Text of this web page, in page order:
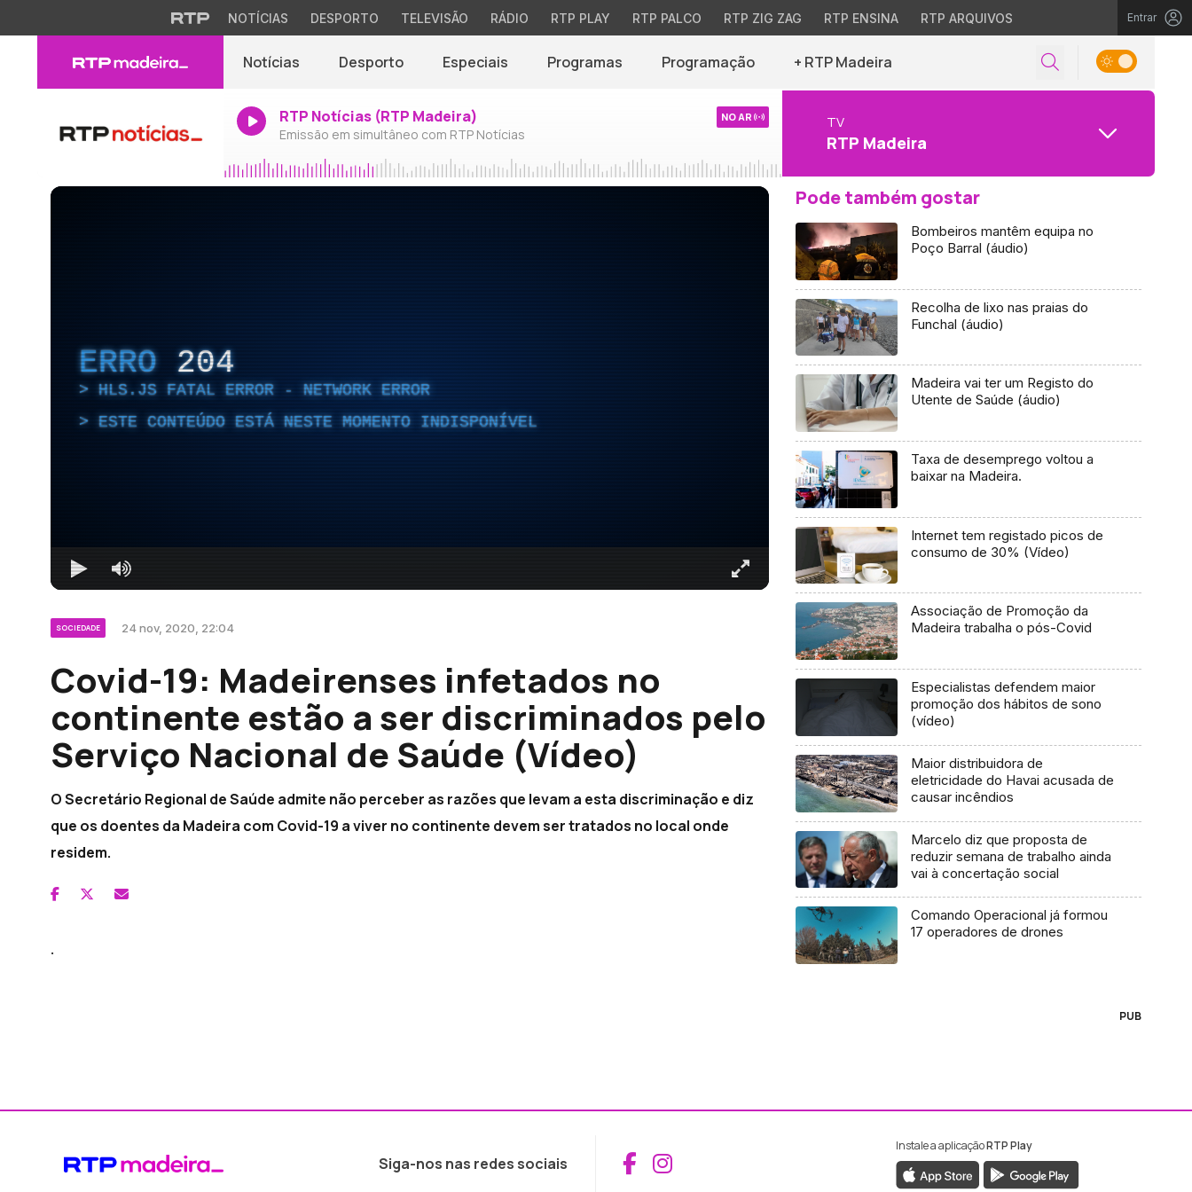
NOTÍCIAS DESPORTO TELEVISÃO RÁDIO RTP PLAY RTP PALCO RTP ZIG ZAG RTP ENSINA RTP ARQUIVOS Entrar
Notícias Desporto Especiais Programas Programação + RTP Madeira
RTP Notícias (RTP Madeira)
Emissão em simultâneo com RTP Notícias
NO AR TV
RTP Madeira
ERRO 204
HLS.JS FATAL ERROR - NETWORK ERROR
ESTE CONTEÚDO ESTÁ NESTE MOMENTO INDISPONÍVEL
SOCIEDADE 24 nov, 2020, 22:04
Covid-19: Madeirenses infetados no
continente estão a ser discriminados pelo
Serviço Nacional de Saúde (Vídeo)
O Secretário Regional de Saúde admite não perceber as razões que levam a esta discriminação e diz
que os doentes da Madeira com Covid-19 a viver no continente devem ser tratados no local onde
residem.
.
Pode também gostar
Bombeiros mantêm equipa no
Poço Barral (áudio)
Recolha de lixo nas praias do
Funchal (áudio)
Madeira vai ter um Registo do
Utente de Saúde (áudio)
Taxa de desemprego voltou a
baixar na Madeira.
Internet tem registado picos de
consumo de 30% (Vídeo)
Associação de Promoção da
Madeira trabalha o pós-Covid
Especialistas defendem maior
promoção dos hábitos de sono
(vídeo)
Maior distribuidora de
eletricidade do Havai acusada de
causar incêndios
Marcelo diz que proposta de
reduzir semana de trabalho ainda
vai à concertação social
Comando Operacional já formou
17 operadores de drones
PUB
Siga-nos nas redes sociais Aceder ao Facebook da RTP Madeira
Aceder ao Instagram da RTP Madeira
Instale a aplicaçãoRTP Play